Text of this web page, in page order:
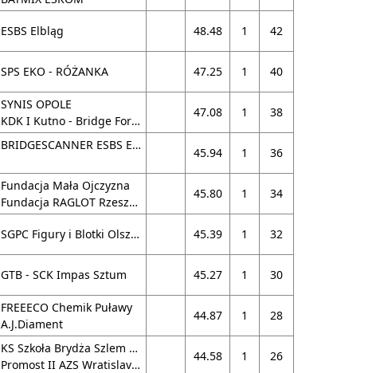
ESBS Elbląg 48.48 1 42
SPS EKO - RÓŻANKA 47.25 1 40
SYNIS OPOLE
KDK I Kutno - Bridge For Business
47.08 1 38
BRIDGESCANNER ESBS Elbląg
45.94 1 36
Fundacja Mała Ojczyzna
Fundacja RAGLOT Rzeszów
45.80 1 34
SGPC Figury i Blotki Olsztyn 45.39 1 32
GTB - SCK Impas Sztum 45.27 1 30
FREEECO Chemik Puławy
A.J.Diament
44.87 1 28
KS Szkoła Brydża Szlem Gdańsk
Promost II AZS Wratislavia X
44.58 1 26